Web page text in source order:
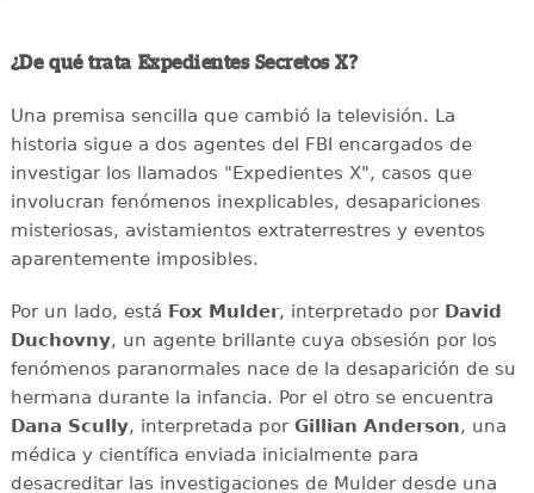
¿De qué trata Expedientes Secretos X?
Una premisa sencilla que cambió la televisión. La
historia sigue a dos agentes del FBI encargados de
investigar los llamados "Expedientes X", casos que
involucran fenómenos inexplicables, desapariciones
misteriosas, avistamientos extraterrestres y eventos
aparentemente imposibles.
Por un lado, está Fox Mulder, interpretado por David
Duchovny, un agente brillante cuya obsesión por los
fenómenos paranormales nace de la desaparición de su
hermana durante la infancia. Por el otro se encuentra
Dana Scully, interpretada por Gillian Anderson, una
médica y científica enviada inicialmente para
desacreditar las investigaciones de Mulder desde una